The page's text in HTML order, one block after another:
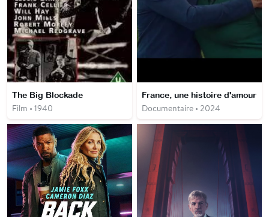
The Big Blockade
Film • 1940
France, une histoire d'amour
Documentaire • 2024